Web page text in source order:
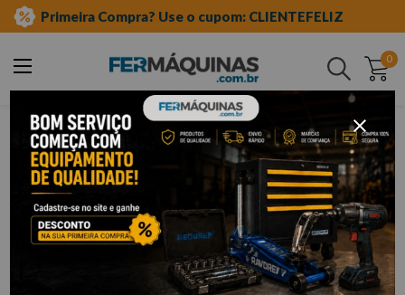
Primeira Compra? Use o cupom: CLIENTEFELIZ
0
Buscar
ferramentas manuais
soquetes e acessórios
soquetes de tres quartos"
impacto